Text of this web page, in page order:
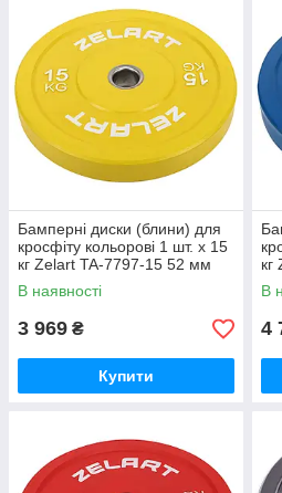
Бамперні диски (блини) для
кросфіту кольорові 1 шт. х 15
кг Zelart TA-7797-15 52 мм
В наявності
3 969 ₴
Купити
В
4